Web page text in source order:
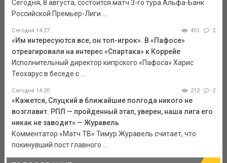
Сегодня, 8 августа, состоится матч 3-го тура Альфа-Банк
Российской Премьер-Лиги ...
Сегодня 14:27 451 2
«Им интересуются все, он топ-игрок». В «Пафосе»
отреагировали на интерес «Спартака» к Коррейе
Исполнительный директор кипрского «Пафоса» Харис
Теохарус в беседе с ...
Сегодня 14:20 212 2
«Кажется, Слуцкий в ближайшие полгода никого не
возглавит. РПЛ — пройденный этап, уверен, наша лига его
никак не заводит» — Журавель
Комментатор «Матч ТВ» Тимур Журавель считает, что
покинувший пост главного ...